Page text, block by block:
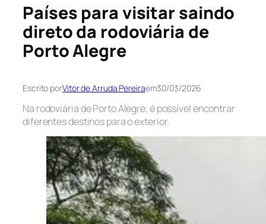
Países para visitar saindo
direto da rodoviária de
Porto Alegre
Escrito porVitor de Arruda Pereiraem30/03/2026
Na rodoviária de Porto Alegre, é possível encontrar
diferentes destinos para o exterior.